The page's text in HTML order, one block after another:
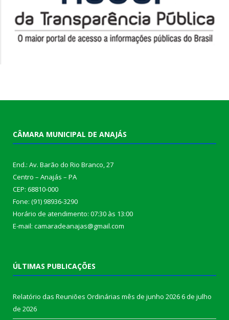
CÂMARA MUNICIPAL DE ANAJÁS
End.: Av. Barão do Rio Branco, 27
Centro – Anajás – PA
CEP: 68810-000
Fone: (91) 98936-3290
Horário de atendimento: 07:30 às 13:00
E-mail: camaradeanajas@gmail.com
ÚLTIMAS PUBLICAÇÕES
Relatório das Reuniões Ordinárias mês de junho 20266 de julho
de 2026